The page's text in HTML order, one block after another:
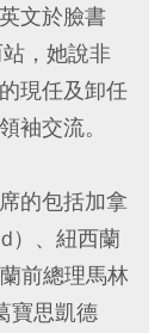
文於臉書
，她說非
現任及卸任
袖交流。
的包括加拿
）、紐西蘭
前總理馬林
寶思凱德